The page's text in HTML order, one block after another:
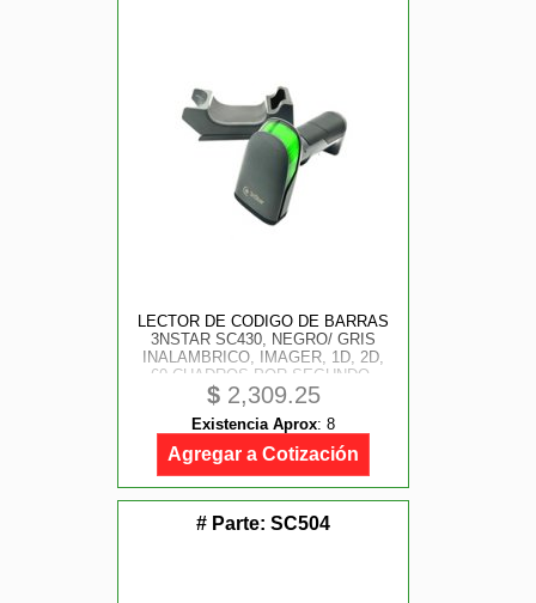
LECTOR DE CODIGO DE BARRAS
3NSTAR SC430, NEGRO/ GRIS
INALAMBRICO, IMAGER, 1D, 2D,
60 CUADROS POR SEGUNDO,
OMNIDIRECCIONAL, ALCANCE
100M
$2,309.25
Existencia Aprox: 8
Agregar a Cotización
# Parte: SC504